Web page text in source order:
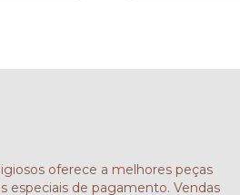
oferece a melhores peças
especiais de pagamento. Vendas